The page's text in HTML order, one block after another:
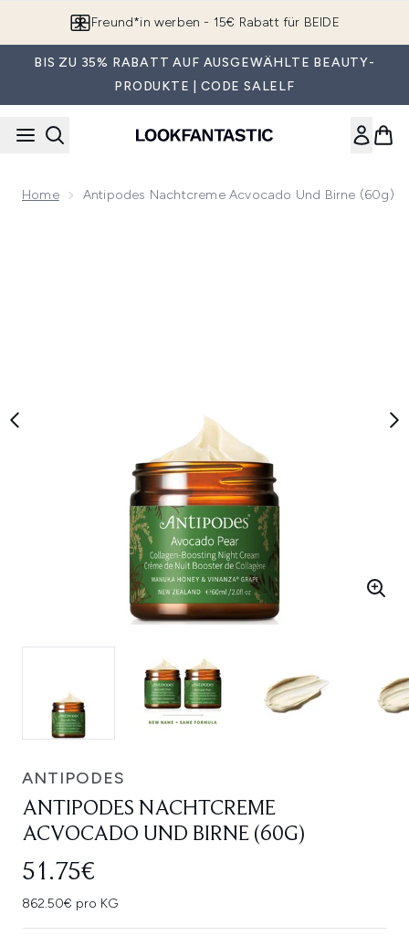
Freund*in werben - 15€ Rabatt für BEIDE
BIS ZU 35% RABATT AUF AUSGEWÄHLTE BEAUTY-
PRODUKTE | CODE SALELF
Home Antipodes Nachtcreme Acvocado Und Birne (60g)
ANTIPODES
ANTIPODES NACHTCREME
ACVOCADO UND BIRNE (60G)
51.75€
862.50€ pro KG